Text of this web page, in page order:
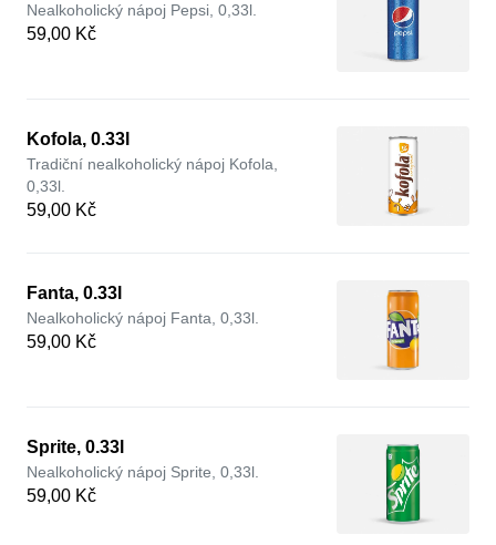
Nealkoholický nápoj Pepsi, 0,33l.
59,00 Kč
Kofola, 0.33l
Tradiční nealkoholický nápoj Kofola,
0,33l.
59,00 Kč
Fanta, 0.33l
Nealkoholický nápoj Fanta, 0,33l.
59,00 Kč
Sprite, 0.33l
Nealkoholický nápoj Sprite, 0,33l.
59,00 Kč